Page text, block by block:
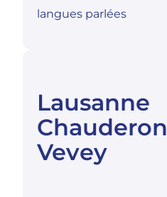
langues parlées
Lausanne
Chauderon
Vevey